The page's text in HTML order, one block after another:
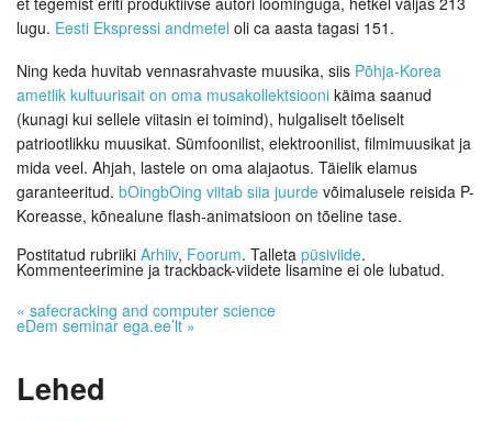
lugu. Eesti Ekspressi andmetel oli ca aasta tagasi 151.
Ning keda huvitab vennasrahvaste muusika, siis Põhja-Korea
ametlik kultuurisait on oma musakollektsiooni käima saanud
(kunagi kui sellele viitasin ei toimind), hulgaliselt tõeliselt
patriootlikku muusikat. Sümfoonilist, elektroonilist, filmimuusikat ja
mida veel. Ahjah, lastele on oma alajaotus. Täielik elamus
garanteeritud. bOingbOing viitab siia juurde võimalusele reisida P-
Koreasse, kõnealune flash-animatsioon on tõeline tase.
Postitatud rubriiki Arhiiv, Foorum. Talleta püsiviide.
Kommenteerimine ja trackback-viidete lisamine ei ole lubatud.
« safecracking and computer science
eDem seminar ega.ee’lt»
Lehed